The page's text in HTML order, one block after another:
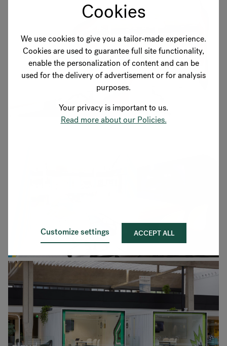
Cookies
We use cookies to give you a tailor-made experience.
Cookies are used to guarantee full site functionality,
enable the personalization of content and can be
used for the delivery of advertisement or for analysis
purposes.
Your privacy is important to us.
Read more about our Policies.
Customize settings ACCEPT ALL